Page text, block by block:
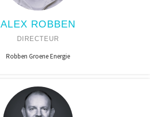
ALEX ROBBEN
DIRECTEUR
Robben Groene Energie